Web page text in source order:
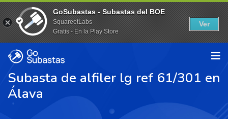
Subasta de alfiler lg ref 61/301 en
Álava
GoSubastas - Subastas del BOE
SquareetLabs
Gratis - En la Play Store
Ver